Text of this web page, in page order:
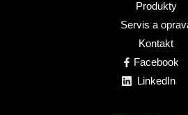
Produkty
Servis a
Kontakt
Facebook
LinkedIn